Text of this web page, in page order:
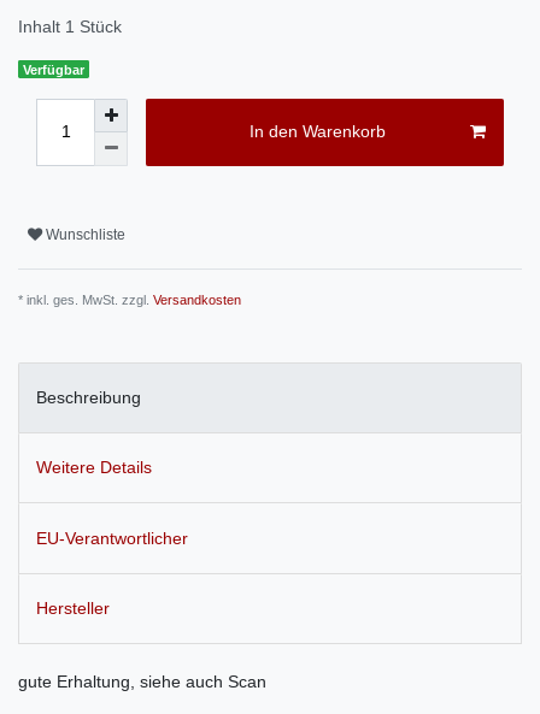
Inhalt 1 Stück
Verfügbar
In den Warenkorb
Wunschliste
* inkl. ges. MwSt. zzgl. Versandkosten
Beschreibung
Weitere Details
EU-Verantwortlicher
Hersteller
gute Erhaltung, siehe auch Scan